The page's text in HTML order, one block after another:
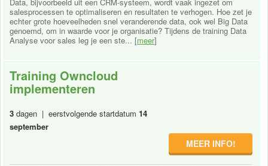
salesprocessen te optimaliseren en resultaten te verhogen. Hoe zet je
echter grote hoeveelheden snel veranderende data, ook wel Big Data
genoemd, om in waarde voor je organisatie? Tijdens de training Data
Analyse voor sales leg je een ste... [meer]
Training Owncloud
implementeren
3 dagen | eerstvolgende startdatum 14
september
MEER INFO!